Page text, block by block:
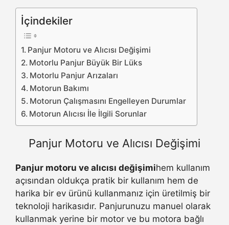
İçindekiler
Panjur Motoru ve Alıcısı Değişimi
Motorlu Panjur Büyük Bir Lüks
Motorlu Panjur Arızaları
Motorun Bakımı
Motorun Çalışmasını Engelleyen Durumlar
Motorun Alıcısı İle İlgili Sorunlar
Panjur Motoru ve Alıcısı Değişimi
Panjur motoru ve alıcısı değişimihem kullanım
açısından oldukça pratik bir kullanım hem de
harika bir ev ürünü kullanmanız için üretilmiş bir
teknoloji harikasıdır. Panjurunuzu manuel olarak
kullanmak yerine bir motor ve bu motora bağlı